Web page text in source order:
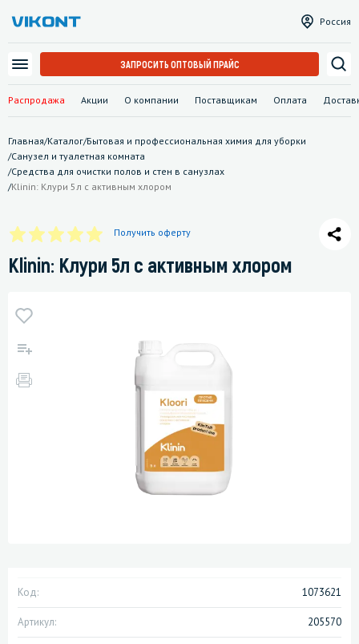
Распродажа Акции О компании Поставщикам Оплата
Россия
ЗАПРОСИТЬ ОПТОВЫЙ ПРАЙС
Главная/Каталог/Бытовая и профессиональная химия для уборки
/Санузел и туалетная комната
/Средства для очистки полов и стен в санузлах
/Klinin: Клури 5л с активным хлором
Получить оферту
Klinin: Клури 5л с активным хлором
Код: 1073621
Артикул: 205570